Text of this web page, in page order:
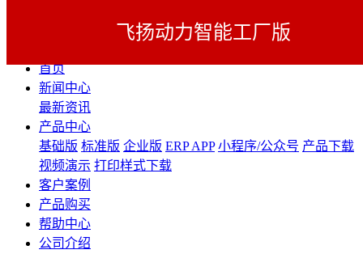
首页
新闻中心
最新资讯
产品中心
基础版 标准版 企业版 ERP APP 小程序/公众号 产品下载
视频演示 打印样式下载
客户案例
产品购买
帮助中心
公司介绍
飞扬动力智能工厂版